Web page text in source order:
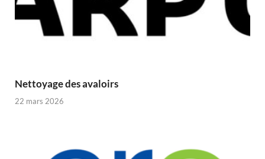
Nettoyage des avaloirs
22 mars 2026